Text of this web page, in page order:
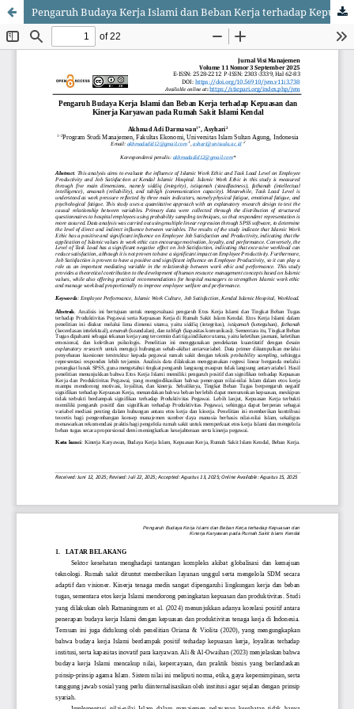
Pengaruh Budaya Kerja Islami dan Beban Kerja terhadap Kepuasan dan Kinerja Karyawan pada Rumah Sakit Islami Kendal